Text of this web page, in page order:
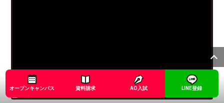
オープンキャンパス 資料請求 AO入試 LINE登録